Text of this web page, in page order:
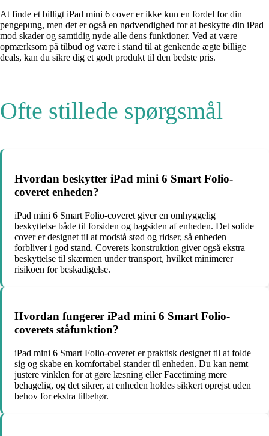
At finde et billigt iPad mini 6 cover er ikke kun en fordel for din
pengepung, men det er også en nødvendighed for at beskytte din iPad
mod skader og samtidig nyde alle dens funktioner. Ved at være
opmærksom på tilbud og være i stand til at genkende ægte billige
deals, kan du sikre dig et godt produkt til den bedste pris.
Ofte stillede spørgsmål
Hvordan beskytter iPad mini 6 Smart Folio-
coveret enheden?
iPad mini 6 Smart Folio-coveret giver en omhyggelig
beskyttelse både til forsiden og bagsiden af enheden. Det solide
cover er designet til at modstå stød og ridser, så enheden
forbliver i god stand. Coverets konstruktion giver også ekstra
beskyttelse til skærmen under transport, hvilket minimerer
risikoen for beskadigelse.
Hvordan fungerer iPad mini 6 Smart Folio-
coverets ståfunktion?
iPad mini 6 Smart Folio-coveret er praktisk designet til at folde
sig og skabe en komfortabel stander til enheden. Du kan nemt
justere vinklen for at gøre læsning eller Facetiming mere
behagelig, og det sikrer, at enheden holdes sikkert oprejst uden
behov for ekstra tilbehør.